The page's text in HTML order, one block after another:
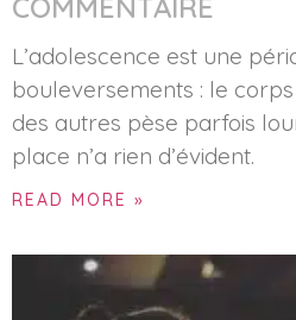
COMMENTAIRE
L’adolescence est une
bouleversements : le
des autres pèse parfois
place n’a rien d’évident.
READ MORE »